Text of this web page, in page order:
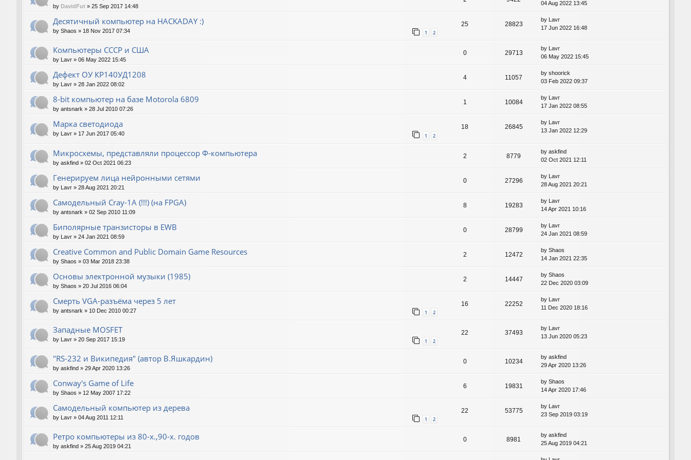
by DavidFut » 25 Sep 2017 14:48 04 Aug 2022 13:45
Десятичный компьютер на HACKADAY :)
by Shaos » 18 Nov 2017 07:34 1 2
25 28823
by
Lavr
17 Jun 2022 16:48
Компьютеры СССР и США
by Lavr » 06 May 2022 15:45
0 29713
by Lavr
06 May 2022 15:45
Дефект ОУ КР140УД1208
by Lavr » 28 Jan 2022 08:02
4 11057
by shoorick
03 Feb 2022 09:37
8-bit компьютер на базе Motorola 6809
by antsnark » 28 Jul 2010 07:26
1 10084
by Lavr
17 Jan 2022 08:55
Марка светодиода
by Lavr » 17 Jun 2017 05:40 1 2
18 26845
by Lavr
13 Jan 2022 12:29
Микросхемы, представляли процессор Ф-компьютера
by askfind » 02 Oct 2021 06:23
2 8779
by askfind
02 Oct 2021 12:11
Генерируем лица нейронными сетями
by Lavr » 28 Aug 2021 20:21
0 27296
by Lavr
28 Aug 2021 20:21
Cамодельный Cray-1A (!!!) (на FPGA)
by antsnark » 02 Sep 2010 11:09
8 19283
by Lavr
14 Apr 2021 10:16
Биполярные транзисторы в EWB
by Lavr » 24 Jan 2021 08:59
0 28799
by Lavr
24 Jan 2021 08:59
Creative Common and Public Domain Game Resources
by Shaos » 03 Mar 2018 23:38
2 12472
by Shaos
14 Jan 2021 22:35
Основы электронной музыки (1985)
by Shaos » 20 Jul 2016 06:04
2 14447
by Shaos
22 Dec 2020 03:09
Смерть VGA-разъёма через 5 лет
by antsnark » 10 Dec 2010 00:27 1 2
16 22252
by Lavr
11 Dec 2020 18:16
Западные MOSFET
by Lavr » 20 Sep 2017 15:19 1 2
22 37493
by Lavr
13 Jun 2020 05:23
"RS-232 и Википедия" (автор В.Яшкардин)
by askfind » 29 Apr 2020 13:26
0 10234
by askfind
29 Apr 2020 13:26
Conway's Game of Life
by Shaos » 12 May 2007 17:22
6 19831
by Shaos
14 Apr 2020 17:46
Самодельный компьютер из дерева
by Lavr » 04 Aug 2011 12:11 1 2
22 53775
by Lavr
23 Sep 2019 03:19
Ретро компьютеры из 80-х.,90-х. годов
by askfind » 25 Aug 2019 04:21
0 8981
by askfind
25 Aug 2019 04:21